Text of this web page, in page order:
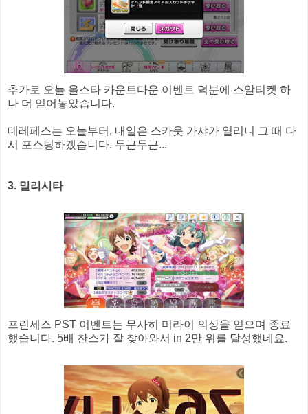
추가로 오늘 올스타 카운트다운 이벤트 덕분에 스알티켓 하
나 더 얻어놓았습니다.
데레페스는 오늘부터, 내일은 스카웃 가샤가 열리니 그 때 다
시 포스팅하겠습니다. 두근두근...
3. 밀리시타
프린세스 PST 이벤트는 무사히 미라이 의상을 얻으며 종료
했습니다. 5배 찬스가 잘 찾아와서 in 2만 위를 달성했네요.